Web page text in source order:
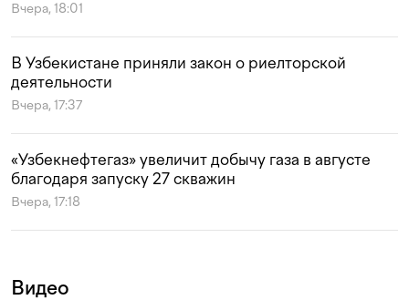
Вчера, 18:01
В Узбекистане приняли закон о риелторской
деятельности
Вчера, 17:37
«Узбекнефтегаз» увеличит добычу газа в августе
благодаря запуску 27 скважин
Вчера, 17:18
Видео